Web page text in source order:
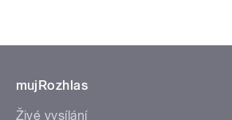
mujRozhlas
Živé vysílání